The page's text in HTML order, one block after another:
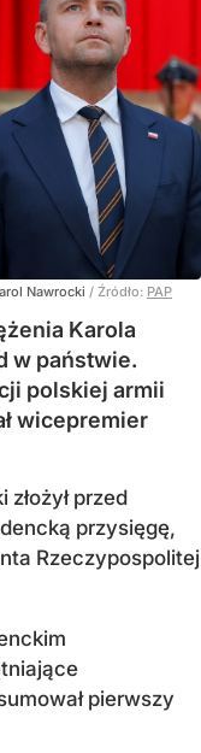
Nawrocki / Źródło: PAP
Karola
w państwie.
polskiej armii
wicepremier
przed
przysięgę,
Rzeczypospolitej
pierwszy